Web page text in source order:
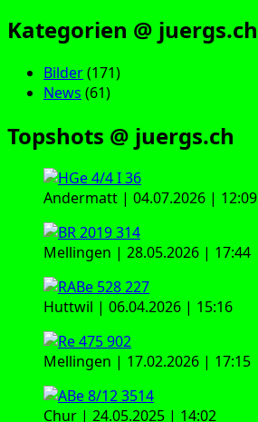
Kategorien @ juergs.ch
Bilder(171)
News (61)
Topshots @ juergs.ch
Andermatt | 04.07.2026 | 12:09
Mellingen | 28.05.2026 | 17:44
Huttwil | 06.04.2026 | 15:16
Mellingen | 17.02.2026 | 17:15
Chur | 24.05.2025 | 14:02